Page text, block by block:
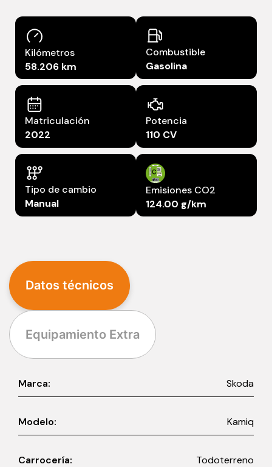
Kilómetros
58.206 km
Combustible
Gasolina
Matriculación
2022
Potencia
110 CV
Tipo de cambio
Manual
Emisiones CO2
124.00 g/km
Datos técnicos
Equipamiento Extra
Marca: Skoda
Modelo: Kamiq
Carrocería: Todoterreno